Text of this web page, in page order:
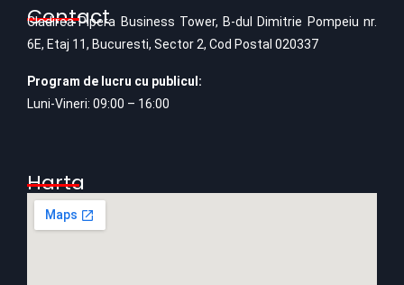
Contact
Cladirea Pipera Business Tower, B-dul Dimitrie Pompeiu nr.
6E, Etaj 11, Bucuresti, Sector 2, Cod Postal 020337
Program de lucru cu publicul:
Luni-Vineri: 09:00 – 16:00
Harta